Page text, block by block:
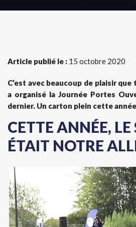
Article publié le : 15 octobre 2020
C’est avec beaucoup de plaisir que
a organisé la Journée Portes
dernier. Un carton plein cette
CETTE ANNÉE, LE
ÉTAIT NOTRE